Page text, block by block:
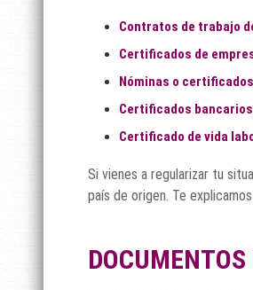
Contratos de trabajo
Certificados de
Nóminas o
Certificados
Certificado de vida
Si vienes a regularizar tu
país de origen. Te